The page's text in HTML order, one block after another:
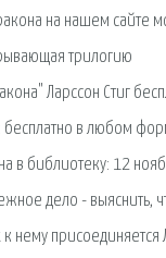
на нашем сайте
трилогию
Ларссон Стиг
бесплатно в любом
в библиотеку: 12
дело - выяснить,
нему присоединяется